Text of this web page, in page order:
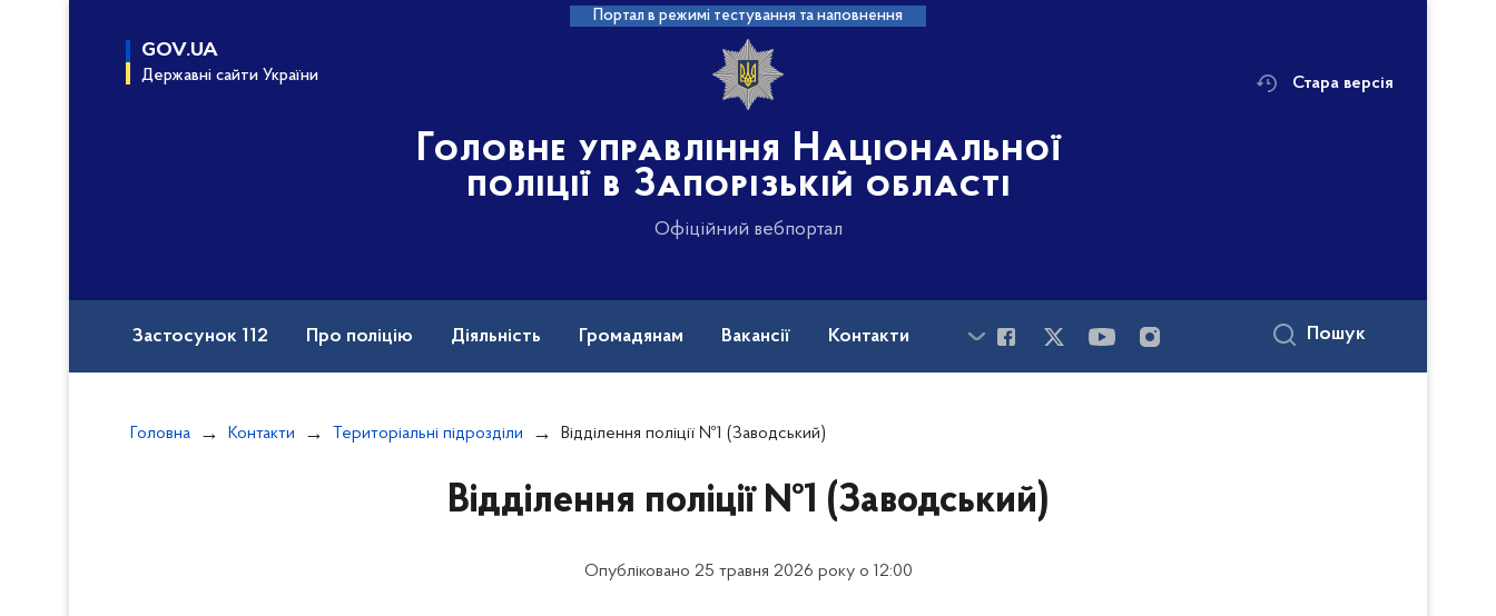
Портал в режимі тестування та наповнення
GOV.UA
Державні сайти України
Головне управління Національної
поліції в Запорізькій області
Офіційний вебпортал
Стара версія
Застосунок 112 Про поліцію Діяльність Громадянам Вакансії Контакти Пошук
Головна Контакти Територіальні підрозділи Відділення поліції №1 (Заводський)
Відділення поліції №1 (Заводський)
Опубліковано 25 травня 2026 року о 12:00